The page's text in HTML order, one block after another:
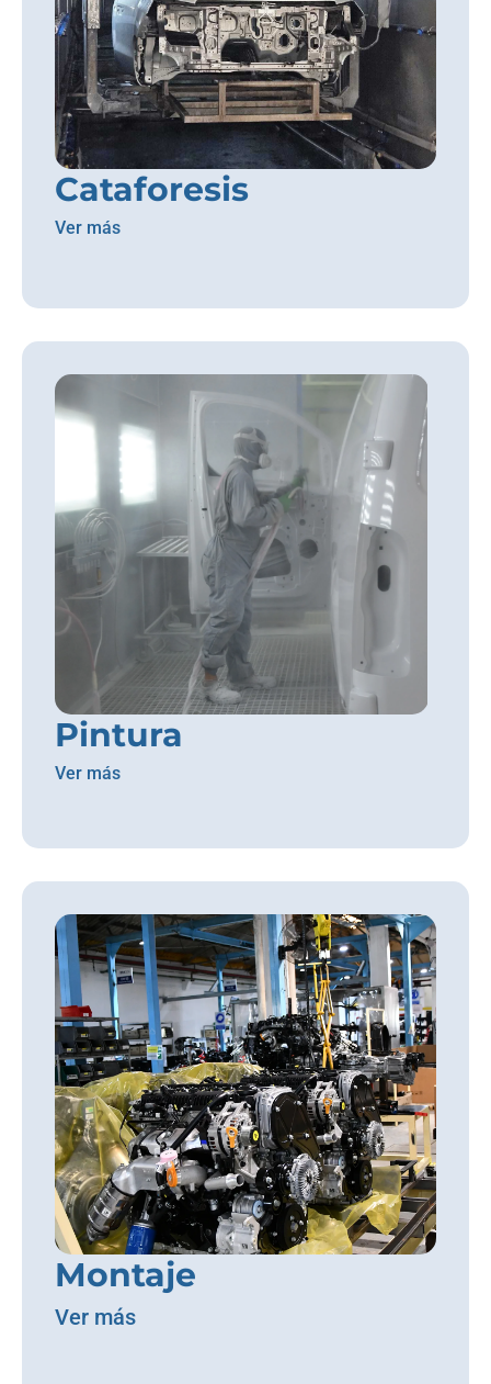
Cataforesis
Ver más
Pintura
Ver más
Montaje
Ver más